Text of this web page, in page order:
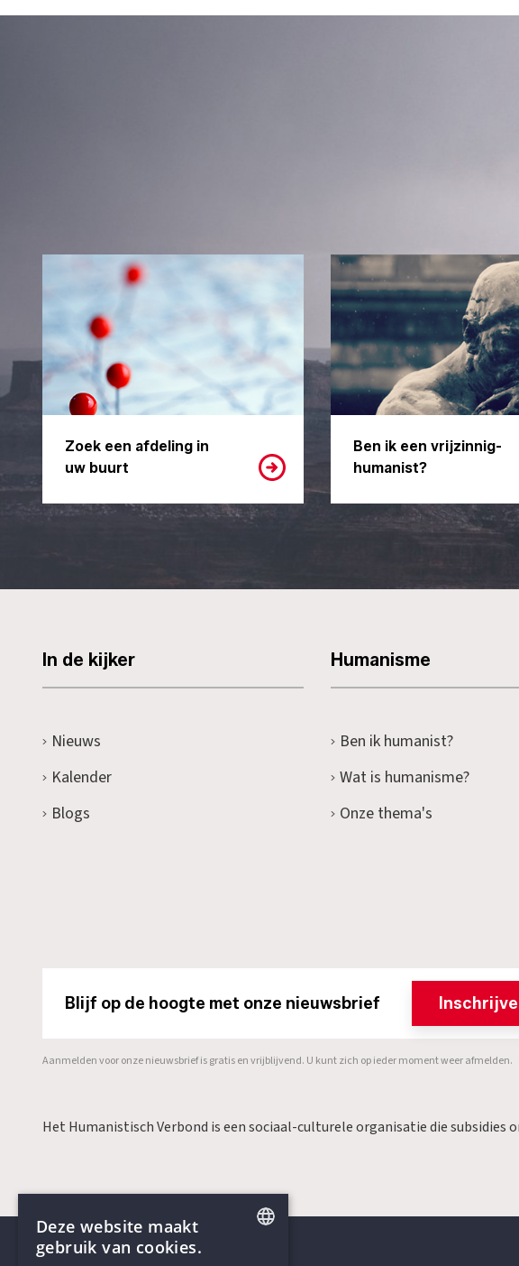
Zoek een afdeling in
uw buurt
Ben ik een vrijzinnig-
humanist?
In de kijker
Nieuws
Kalender
Blogs
Humanisme
Ben ik humanist?
Wat is humanisme?
Onze thema's
Blijf op de hoogte met onze nieuwsbrief
Aanmelden voor onze nieuwsbrief is gratis en vrijblijvend. U kunt zich op ieder moment weer afmelden.
Het Humanistisch Verbond is een sociaal-culturele organisatie die subsidies
Deze website maakt
gebruik van cookies.